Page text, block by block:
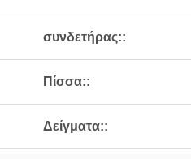
συνδετήρας::
Πίσσα::
Δείγματα::